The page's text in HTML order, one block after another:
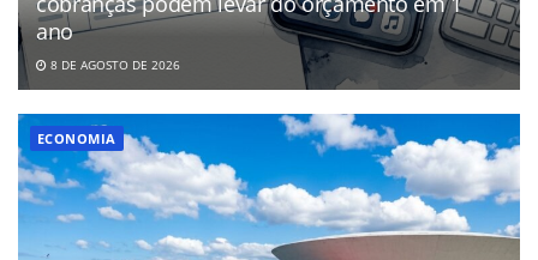
ano
8 DE AGOSTO DE 2026
ECONOMIA